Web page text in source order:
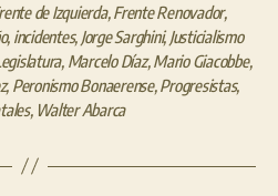
de Izquierda, Frente Renovador,
, incidentes, Jorge Sarghini, Justicialismo
, Marcelo Díaz, Mario Giacobbe,
, Peronismo Bonaerense, Progresistas,
, Walter Abarca